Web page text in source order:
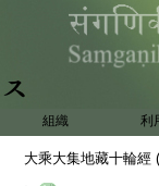
組織 利
大乘大集地藏十輪經
人天等妙樂 由恭
故供養染衣 當獲
時羅刹子與諸眷屬
掌恭敬。而説頌曰
爾時復有大羅刹母
眷屬圍遶來入塚間
被縛五處剃除鬚髮